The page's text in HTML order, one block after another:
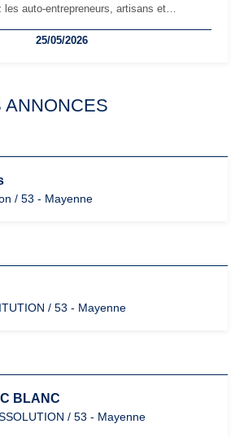
les auto-entrepreneurs, artisans et
de bascule vers la TVA : les règles
25/05/2026
ANNONCES
/ 53 - Mayenne
/ 53 - Mayenne
BLANC
/ 53 - Mayenne